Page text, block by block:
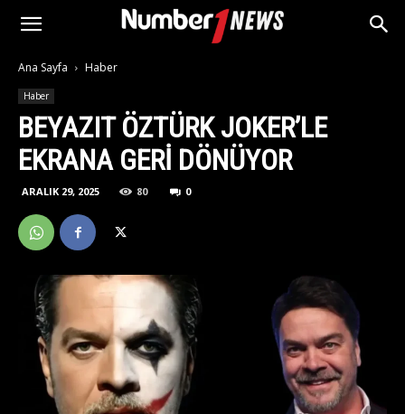
Ana Sayfa Haber
Haber
BEYAZIT ÖZTÜRK JOKER’LE
EKRANA GERI DÖNÜYOR
ARALIK 29, 2025 80 0